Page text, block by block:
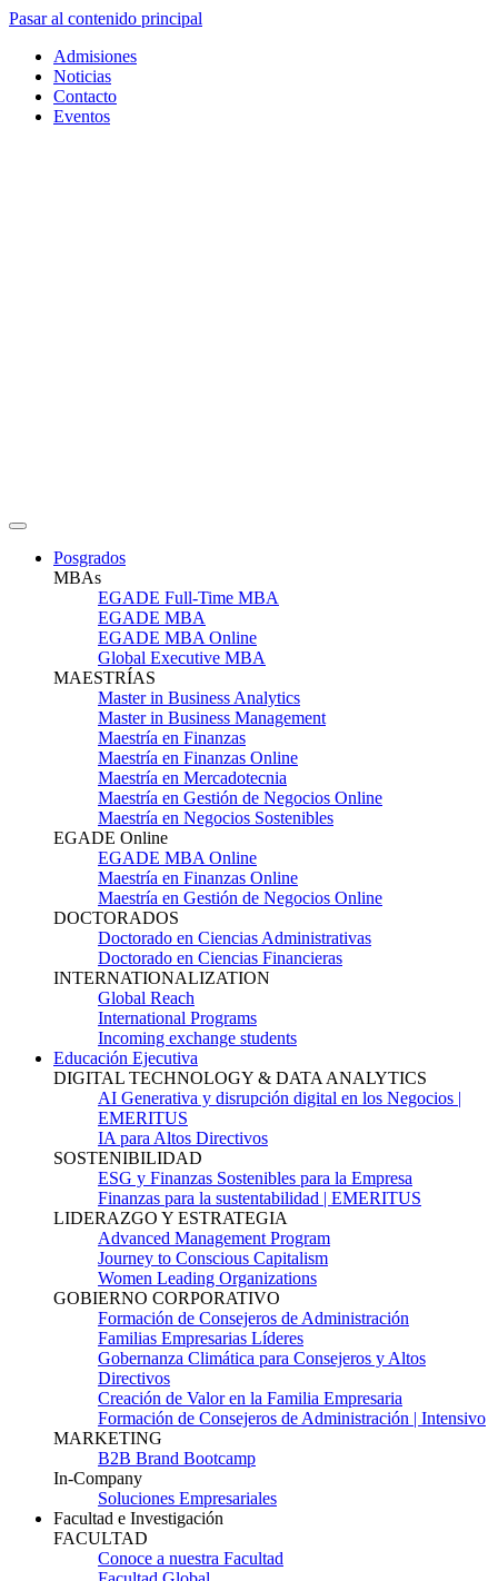
Pasar al contenido principal
Admisiones
Noticias
Contacto
Eventos
Posgrados
MBAs
EGADE Full-Time MBA
EGADE MBA
EGADE MBA Online
Global Executive MBA
MAESTRÍAS
Master in Business Analytics
Master in Business Management
Maestría en Finanzas
Maestría en Finanzas Online
Maestría en Mercadotecnia
Maestría en Gestión de Negocios Online
Maestría en Negocios Sostenibles
EGADE Online
EGADE MBA Online
Maestría en Finanzas Online
Maestría en Gestión de Negocios Online
DOCTORADOS
Doctorado en Ciencias Administrativas
Doctorado en Ciencias Financieras
INTERNATIONALIZATION
Global Reach
International Programs
Incoming exchange students
Educación Ejecutiva
DIGITAL TECHNOLOGY & DATA ANALYTICS
AI Generativa y disrupción digital en los Negocios |
EMERITUS
IA para Altos Directivos
SOSTENIBILIDAD
ESG y Finanzas Sostenibles para la Empresa
Finanzas para la sustentabilidad | EMERITUS
LIDERAZGO Y ESTRATEGIA
Advanced Management Program
Journey to Conscious Capitalism
Women Leading Organizations
GOBIERNO CORPORATIVO
Formación de Consejeros de Administración
Familias Empresarias Líderes
Gobernanza Climática para Consejeros y Altos
Directivos
Creación de Valor en la Familia Empresaria
Formación de Consejeros de Administración | Intensivo
MARKETING
B2B Brand Bootcamp
In-Company
Soluciones Empresariales
Facultad e Investigación
FACULTAD
Conoce a nuestra Facultad